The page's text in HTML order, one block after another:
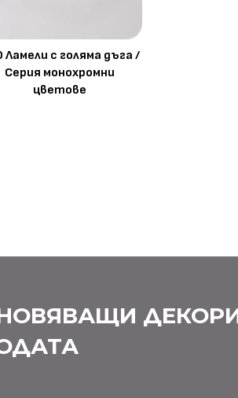
Ламели с голяма дъга /
Серия монохромни
цветове